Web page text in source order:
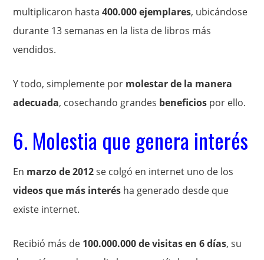
multiplicaron hasta400.000 ejemplares, ubicándose
durante 13 semanas en la lista de libros más
vendidos.
Y todo, simplemente por molestar de la manera
adecuada, cosechando grandes beneficios por ello.
6. Molestia que genera interés
En marzo de 2012se colgó en internet uno de los
videos que más interés ha generado desde que
existe internet.
Recibió más de 100.000.000 de visitas en 6 días, su